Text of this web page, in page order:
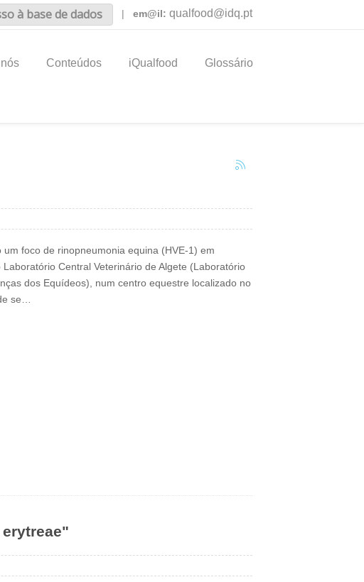
à base de dados | em@il: qualfood@idq.pt
Conteúdos iQualfood Glossário
foco de rinopneumonia equina (HVE-1) em
Central Veterinário de Algete (Laboratório
dos Equídeos), num centro equestre localizado no
se…